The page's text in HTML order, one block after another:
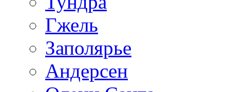
Гжель
Заполярье
Андерсен